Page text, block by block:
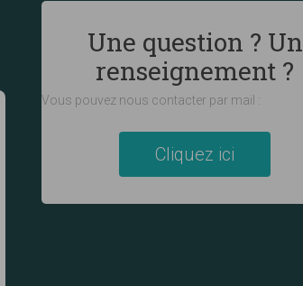
Une question ? Un
renseignement ?
Vous pouvez nous contacter par mail :
Cliquez ici